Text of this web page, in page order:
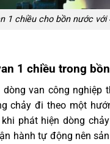
1 chiều cho bồn nước
1 chiều trong
van công nghiệp
chảy đi theo một
phát hiện dòng
hành tự động nên